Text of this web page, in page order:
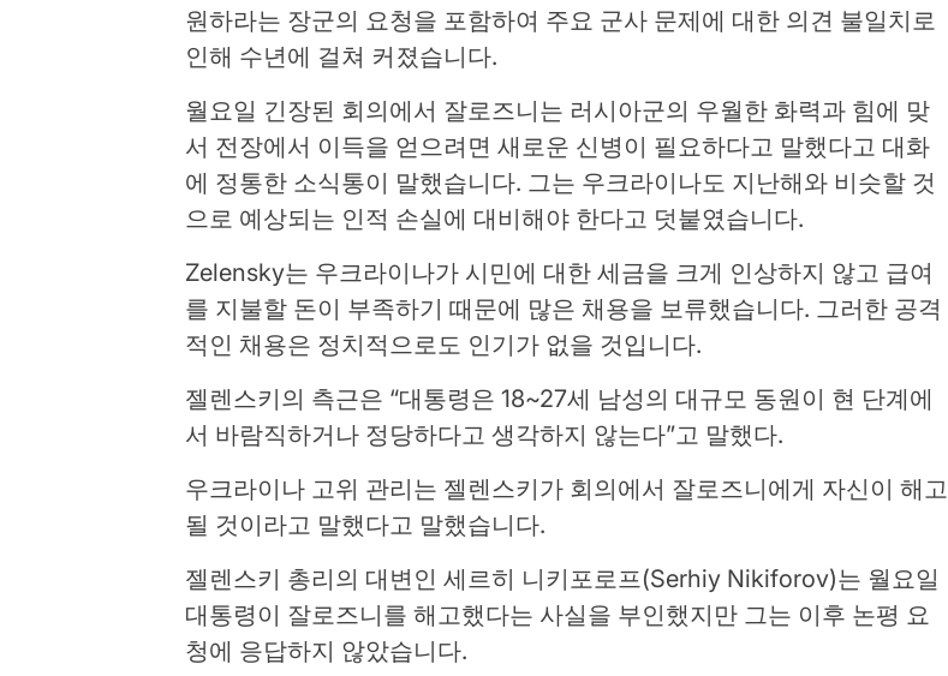
원하라는 장군의 요청을 포함하여 주요 군사 문제에 대한 의견 불일치로
인해 수년에 걸쳐 커졌습니다.
월요일 긴장된 회의에서 잘로즈니는 러시아군의 우월한 화력과 힘에 맞
서 전장에서 이득을 얻으려면 새로운 신병이 필요하다고 말했다고 대화
에 정통한 소식통이 말했습니다. 그는 우크라이나도 지난해와 비슷할 것
으로 예상되는 인적 손실에 대비해야 한다고 덧붙였습니다.
Zelensky는 우크라이나가 시민에 대한 세금을 크게 인상하지 않고 급여
를 지불할 돈이 부족하기 때문에 많은 채용을 보류했습니다. 그러한 공격
적인 채용은 정치적으로도 인기가 없을 것입니다.
젤렌스키의 측근은 “대통령은 18~27세 남성의 대규모 동원이 현 단계에
서 바람직하거나 정당하다고 생각하지 않는다”고 말했다.
우크라이나 고위 관리는 젤렌스키가 회의에서 잘로즈니에게 자신이 해고
될 것이라고 말했다고 말했습니다.
젤렌스키 총리의 대변인 세르히 니키포로프(Serhiy Nikiforov)는 월요일
대통령이 잘로즈니를 해고했다는 사실을 부인했지만 그는 이후 논평 요
청에 응답하지 않았습니다.